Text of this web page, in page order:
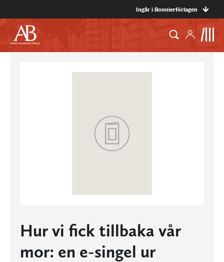
Ingår i Bonnierförlagen
Hur vi fick tillbaka vår
mor: en e-singel ur